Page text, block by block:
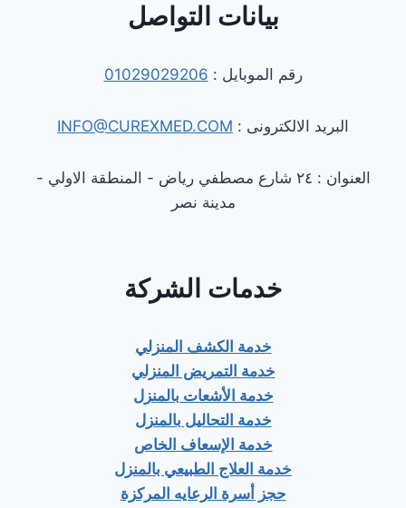
بيانات التواصل
رقم الموبايل : 01029029206
البريد الالكترونى : INFO@CUREXMED.COM
العنوان : ٢٤ شارع مصطفي رياض - المنطقة الاولي -
مدينة نصر
خدمات الشركة
خدمة الكشف المنزلي
خدمة التمريض المنزلي
خدمة الأشعات بالمنزل
خدمة التحاليل بالمنزل
خدمة الإسعاف الخاص
خدمة العلاج الطبيعي بالمنزل
حجز أسرة الرعايه المركزة